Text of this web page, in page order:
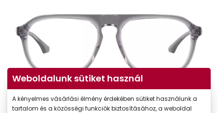
Virtuális próba
Weboldalunk sütiket használ
A kényelmes vásárlási élmény érdekében sütiket használunk a
tartalom és a közösségi funkciók biztosításához, a weboldal